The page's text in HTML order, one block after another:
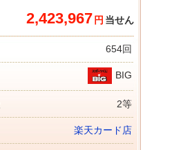
2,423,967 円 当せん
654回
BIG
2等
楽天カード店